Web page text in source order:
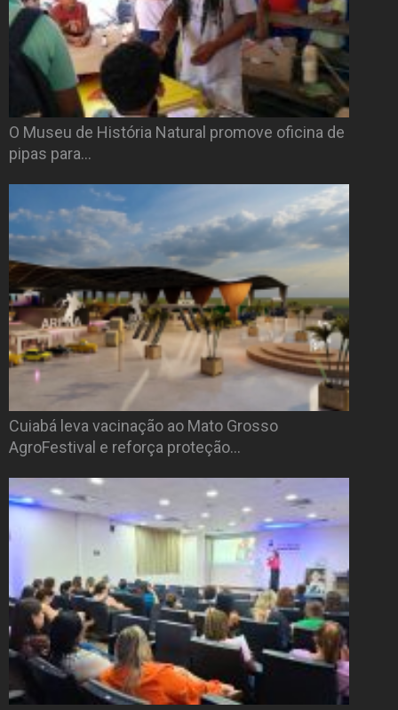
O Museu de História Natural promove oficina de
pipas para…
Cuiabá leva vacinação ao Mato Grosso
AgroFestival e reforça proteção…